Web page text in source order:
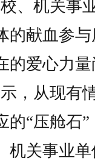
、机关事
的献血参
的爱心力
，从现有
的“压舱石”
机关事业